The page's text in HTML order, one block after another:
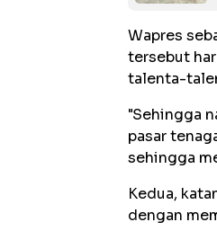
Wapres
tersebut
talenta-
"Sehingga
pasar
sehingga
Kedua,
dengan